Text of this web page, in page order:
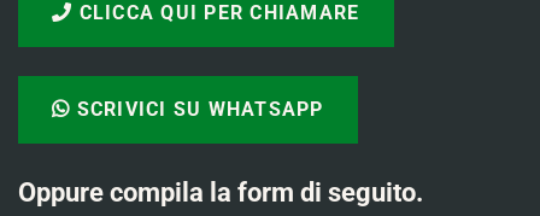
CLICCA QUI PER CHIAMARE
SCRIVICI SU WHATSAPP
Oppure compila la form di seguito.